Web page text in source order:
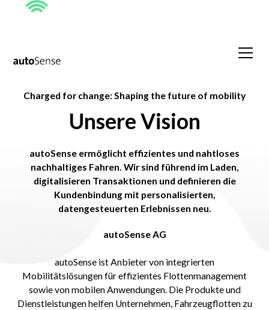
Charged for change: Shaping the future of mobility
Unsere Vision
autoSense ermöglicht effizientes und nahtloses
nachhaltiges Fahren. Wir sind führend im Laden,
digitalisieren Transaktionen und definieren die
Kundenbindung mit personalisierten,
datengesteuerten Erlebnissen neu.
autoSense AG
autoSense ist Anbieter von integrierten
Mobilitätslösungen für effizientes Flottenmanagement
sowie von mobilen Anwendungen. Die Produkte und
Dienstleistungen helfen Unternehmen, Fahrzeugflotten zu